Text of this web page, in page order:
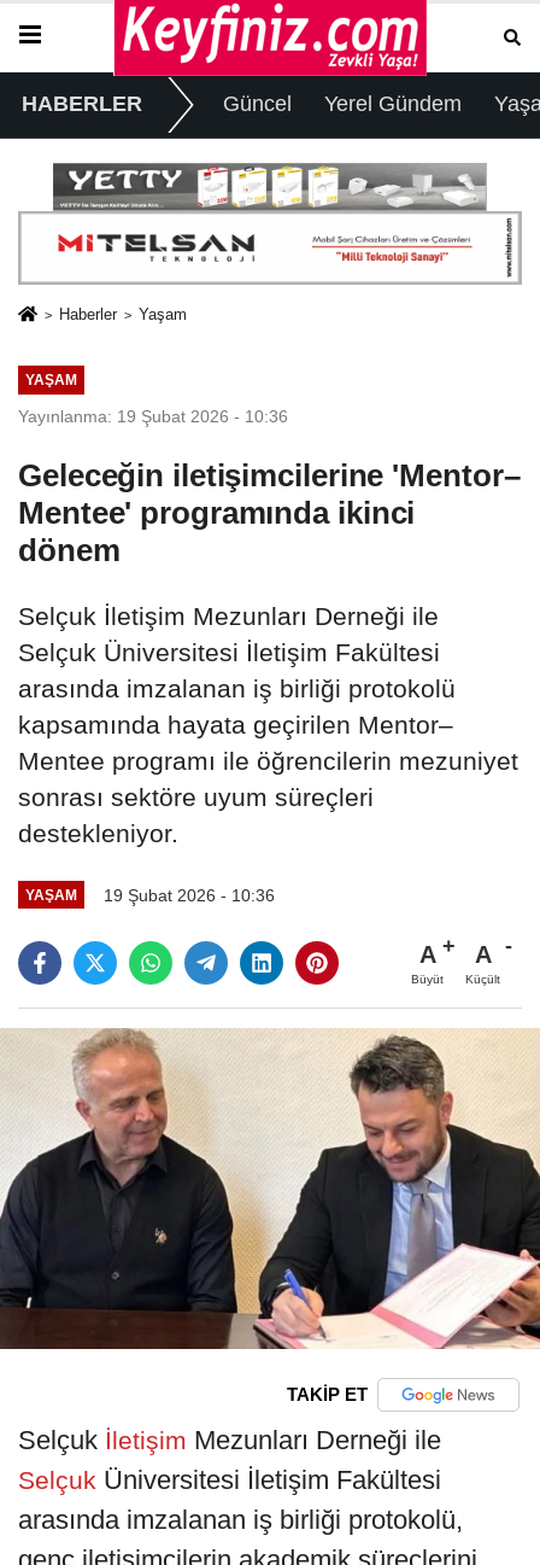
HABERLER Güncel Yerel Gündem
Haberler Yaşam
YAŞAM
Yayınlanma: 19 Şubat 2026 - 10:36
Geleceğin iletişimcilerine 'Mentor–
Mentee' programında ikinci
dönem
Selçuk İletişim Mezunları Derneği ile
Selçuk Üniversitesi İletişim Fakültesi
arasında imzalanan iş birliği protokolü
kapsamında hayata geçirilen Mentor–
Mentee programı ile öğrencilerin mezuniyet
sonrası sektöre uyum süreçleri
destekleniyor.
YAŞAM 19 Şubat 2026 - 10:36
A
Büyüt
A
Küçült
TAKİP ET
Selçuk İletişim Mezunları Derneği ile
Selçuk Üniversitesi İletişim Fakültesi
arasında imzalanan iş birliği protokolü,